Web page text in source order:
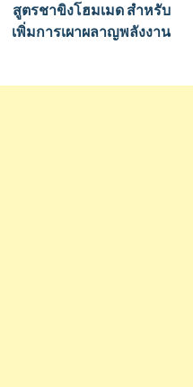
สูตรชาขิงโฮมเมด สำหรับ
เพิ่มการเผาผลาญพลังงาน